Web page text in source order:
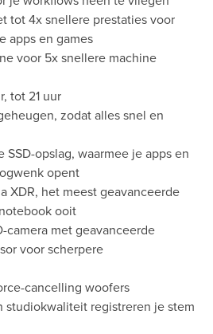
tot 4x snellere prestaties voor
apps en games
voor 5x snellere machine
tot 21 uur
zodat alles snel en
SSD-opslag, waarmee je apps en
opent
XDR, het meest geavanceerde
ooit
camera met geavanceerde
voor scherpere
cancelling woofers
studiokwaliteit registreren je stem